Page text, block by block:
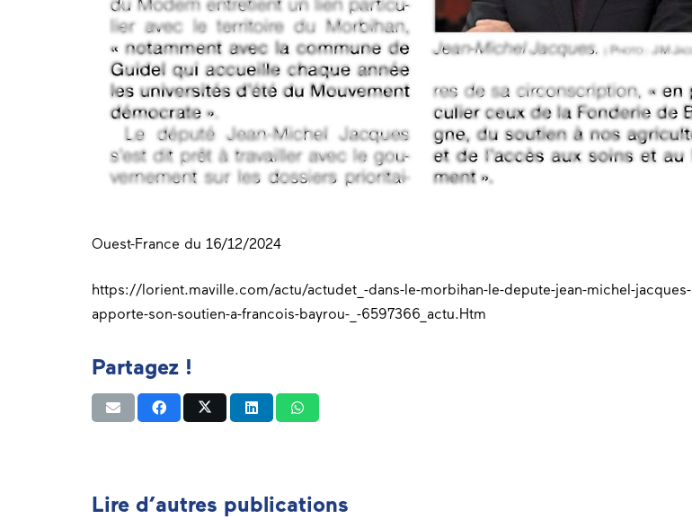
Ouest-France du 16/12/2024
https://lorient.maville.com/actu/actudet_-dans-le-morbihan-le-depute-jean-michel-jacques-
apporte-son-soutien-a-francois-bayrou-_-6597366_actu.Htm
Partagez !
Lire d’autres publications